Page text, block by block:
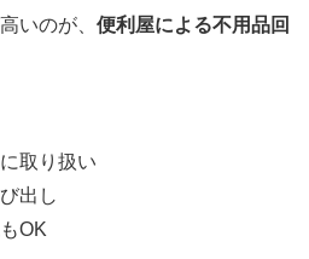
いのが、 便利屋による不用品回
取り扱い
出し
OK